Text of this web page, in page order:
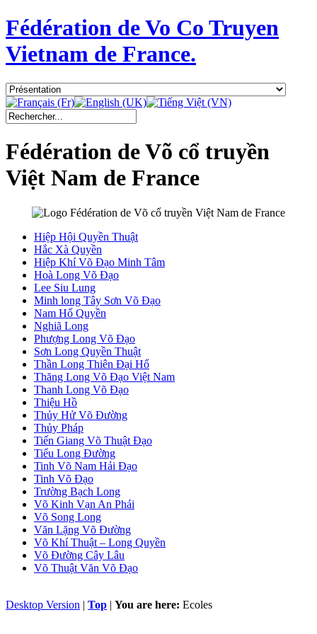
Fédération de Vo Co Truyen
Vietnam de France.
Fédération de Võ cổ truyền
Việt Nam de France
Hiệp Hội Quyền Thuật
Hắc Xà Quyền
Hiệp Khí Võ Đạo Minh Tâm
Hoà Long Võ Đạo
Lee Siu Lung
Minh long Tây Sơn Võ Đạo
Nam Hổ Quyền
Nghiã Long
Phượng Long Võ Đạo
Sơn Long Quyền Thuật
Thần Long Thiên Ðại Hổ
Thăng Long Võ Đạo Việt Nam
Thanh Long Võ Đạo
Thiệu Hồ
Thủy Hử Võ Đường
Thủy Pháp
Tiến Giang Võ Thuật Đạo
Tiểu Long Đường
Tinh Võ Nam Hải Đạo
Tinh Võ Đạo
Trường Bạch Long
Võ Kinh Vạn An Phái
Võ Song Long
Văn Lặng Võ Đường
Võ Khí Thuật – Long Quyền
Võ Đường Cây Lâu
Võ Thuật Văn Võ Đạo
Desktop Version | Top | You are here: Ecoles